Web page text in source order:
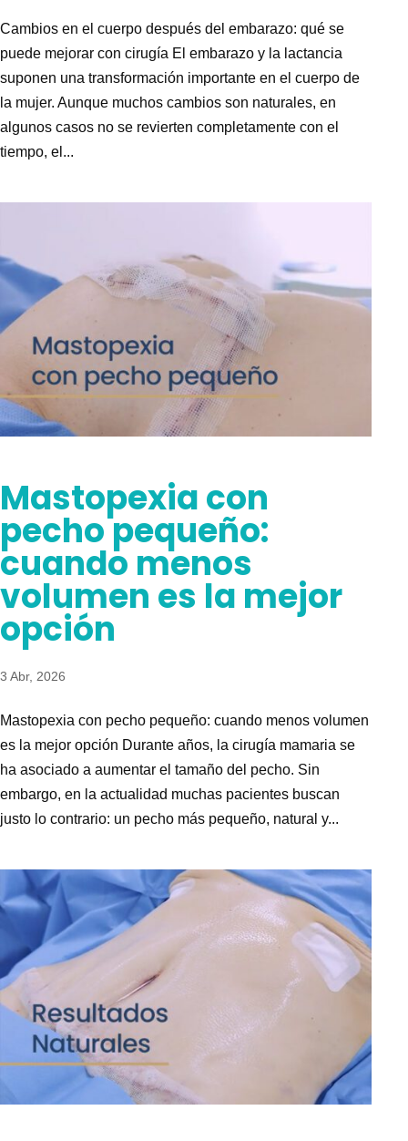
Cambios en el cuerpo después del embarazo: qué se
puede mejorar con cirugía El embarazo y la lactancia
suponen una transformación importante en el cuerpo de
la mujer. Aunque muchos cambios son naturales, en
algunos casos no se revierten completamente con el
tiempo, el...
Mastopexia con
pecho pequeño:
cuando menos
volumen es la mejor
opción
3 Abr, 2026
Mastopexia con pecho pequeño: cuando menos volumen
es la mejor opción Durante años, la cirugía mamaria se
ha asociado a aumentar el tamaño del pecho. Sin
embargo, en la actualidad muchas pacientes buscan
justo lo contrario: un pecho más pequeño, natural y...